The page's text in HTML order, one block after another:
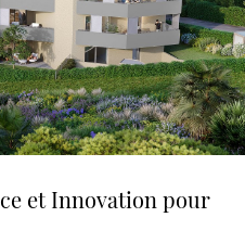
et Innovation pour